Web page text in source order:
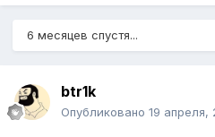
6 месяцев спустя...
btr1k
Опубликовано 19 апреля,